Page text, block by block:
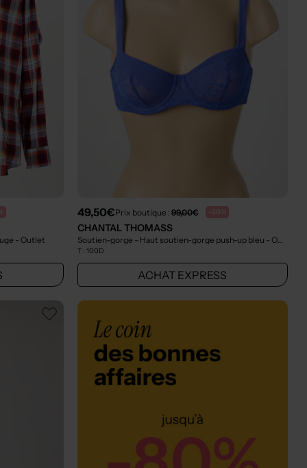
- Outlet
49,50€Prix boutique : 99,00€ -50%
CHANTAL THOMASS
Soutien-gorge - Haut soutien-gorge push-up bleu - Outlet
T : 100D
ACHAT EXPRESS